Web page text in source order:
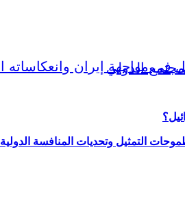
التمثيل وتحديات المنافسة الدولية